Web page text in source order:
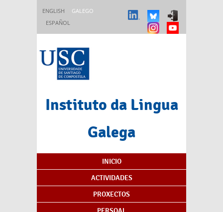
ENGLISH
GALEGO
ESPAÑOL
Instituto da Lingua
Galega
Índice de contidos
INICIO
ACTIVIDADES
PROXECTOS